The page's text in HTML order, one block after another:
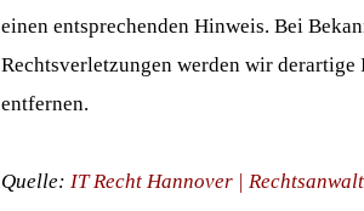
einen entsprechenden Hinweis. Bei
Rechtsverletzungen werden wir derartige
entfernen.
Quelle: IT Recht Hannover |